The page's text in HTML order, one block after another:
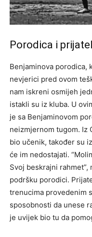
Porodica i
Benjaminova porodica,
nevjerici pred ovom
nam iskreni osmijeh
istakli su iz kluba. U
je sa Benjaminovom
neizmjernom tugom. Iz
bio učenik, također su
će im nedostajati.
Svoj beskrajni
podršku porodici.
trenucima provedenim
sposobnosti da unese
je uvijek bio tu da